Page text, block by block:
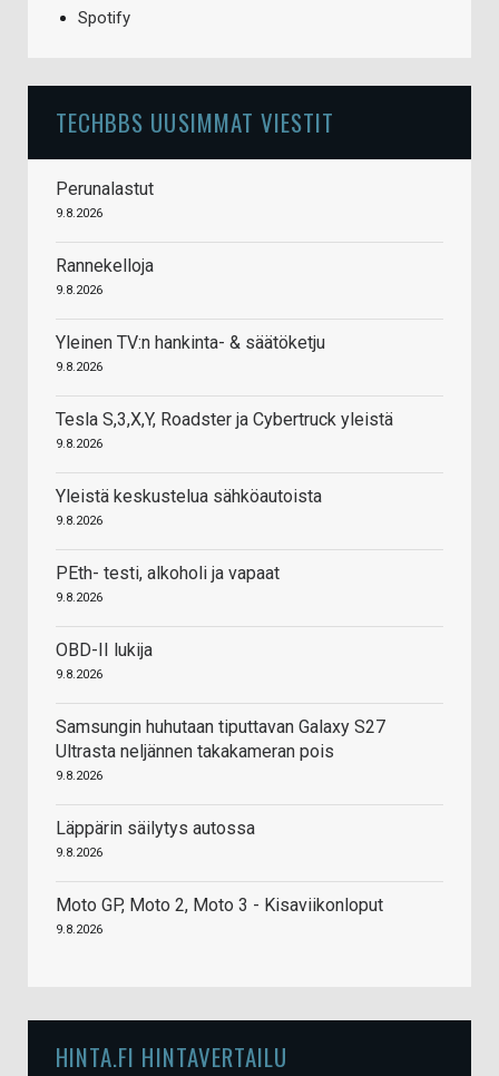
Spotify
TECHBBS UUSIMMAT VIESTIT
Perunalastut
9.8.2026
Rannekelloja
9.8.2026
Yleinen TV:n hankinta- & säätöketju
9.8.2026
Tesla S,3,X,Y, Roadster ja Cybertruck yleistä
9.8.2026
Yleistä keskustelua sähköautoista
9.8.2026
PEth- testi, alkoholi ja vapaat
9.8.2026
OBD-II lukija
9.8.2026
Samsungin huhutaan tiputtavan Galaxy S27
Ultrasta neljännen takakameran pois
9.8.2026
Läppärin säilytys autossa
9.8.2026
Moto GP, Moto 2, Moto 3 - Kisaviikonloput
9.8.2026
HINTA.FI HINTAVERTAILU